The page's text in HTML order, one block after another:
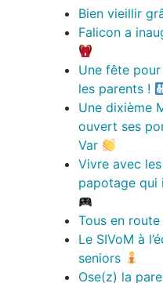
Bien vieillir
Falicon a
Une fête
les parents !
Une dixième
ouvert ses
Var
Vivre avec
papotage qui
Tous en
Le SIVoM à
seniors
Ose(z) la